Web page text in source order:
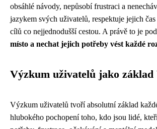
obsáhlé návody, nepůsobí frustraci a
jazykem svých uživatelů, respektuje jejich
cílů co nejjednodušší cestou. A právě to je
místo a nechat jejich potřeby vést každé
Výzkum uživatelů jako základ
Výzkum uživatelů tvoří absolutní základ
hlubokého pochopení toho, kdo jsou lidé,